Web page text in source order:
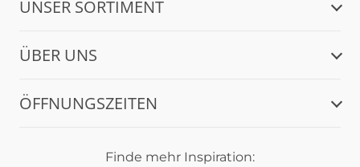
UNSER SORTIMENT
ÜBER UNS
ÖFFNUNGSZEITEN
Finde mehr Inspiration: